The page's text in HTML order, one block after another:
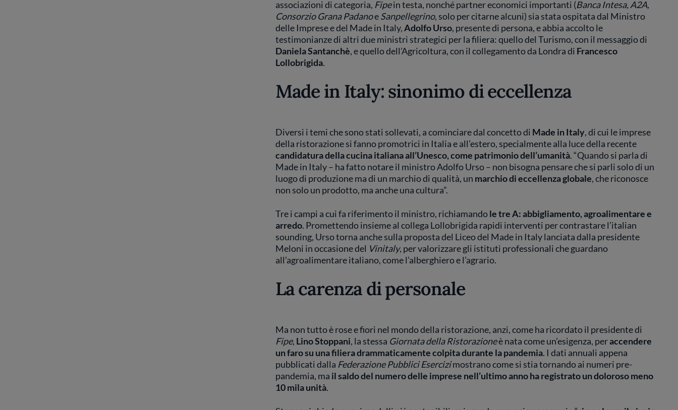
associazioni di categoria, Fipein testa, nonché partner economici importanti (Banca Intesa, A2A,
Consorzio Grana PadanoeSanpellegrino, solo per citarne alcuni) sia stata ospitata dal Ministro
delle Imprese e del Made in Italy,Adolfo Urso, presente di persona, e abbia accolto le
testimonianze di altri due ministri strategici per la filiera: quello del Turismo, con il messaggio di
Daniela Santanchè, e quello dell’Agricoltura, con il collegamento da Londra di Francesco
Lollobrigida.
Made in Italy: sinonimo di eccellenza
Diversi i temi che sono stati sollevati, a cominciare dal concetto di Made in Italy, di cui le imprese
della ristorazione si fanno promotrici in Italia e all’estero, specialmente alla luce della recente
candidatura della cucina italiana all’Unesco, come patrimonio dell’umanità. “Quando si parla di
Made in Italy – ha fatto notare il ministro Adolfo Urso – non bisogna pensare che si parli solo di un
luogo di produzione ma di un marchio di qualità, un marchio di eccellenza globale, che riconosce
non solo un prodotto, ma anche una cultura”.
Tre i campi a cui fa riferimento il ministro, richiamandole tre A: abbigliamento, agroalimentare e
arredo. Promettendo insieme al collega Lollobrigida rapidi interventi per contrastare l’italian
sounding, Urso torna anche sulla proposta del Liceo del Made in Italy lanciata dalla presidente
Meloni in occasione del Vinitaly, per valorizzare gli istituti professionali che guardano
all’agroalimentare italiano, come l’alberghiero e l’agrario.
La carenza di personale
Ma non tutto è rose e fiori nel mondo della ristorazione, anzi, come ha ricordato il presidente di
Fipe, Lino Stoppani, la stessa Giornata della Ristorazioneè nata come un’esigenza, peraccendere
un faro su una filiera drammaticamente colpita durante la pandemia. I dati annuali appena
pubblicati dalla Federazione Pubblici Esercizimostrano come si stia tornando ai numeri pre-
pandemia, ma il saldo del numero delle imprese nell’ultimo anno ha registrato un doloroso meno
10 mila unità.